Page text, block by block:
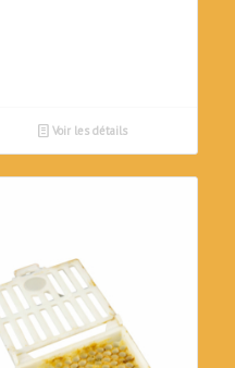
Voir les détails